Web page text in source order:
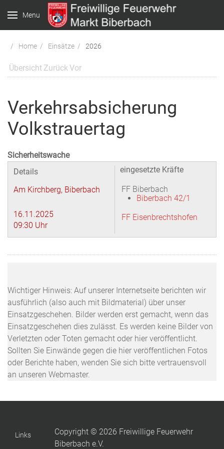
Menu
Home Einsätze 2026
Übersicht ZurückVor
Verkehrsabsicherung
Volkstrauertag
Sicherheitswache
Details
Am Kirchberg, Biberbach
16.11.2025
09:30 Uhr
eingesetzte Kräfte
FF Biberbach
Biberbach 42/1
FF Eisenbrechtshofen
Wichtiger Hinweis: Auf unserer Internetseite berichten wir
ausführlich (also auch mit Bildmaterial) über unser
Einsatzgeschehen. Bilder werden erst gemacht, wenn das
Einsatzgeschehen dies zulässt. Es werden keine Bilder von
Verletzten oder Toten gemacht oder hier veröffentlicht.
Sollten Sie Einwände gegen die hier veröffentlichen Fotos
oder Berichte haben, wenden Sie sich bitte vertrauensvoll
an unseren Webmaster.
Links
Copyright © 2026 Freiwillige Feuerwehr
Biberbach e.V.